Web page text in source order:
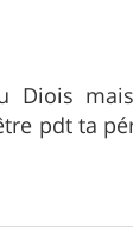
Diois
pdt ta